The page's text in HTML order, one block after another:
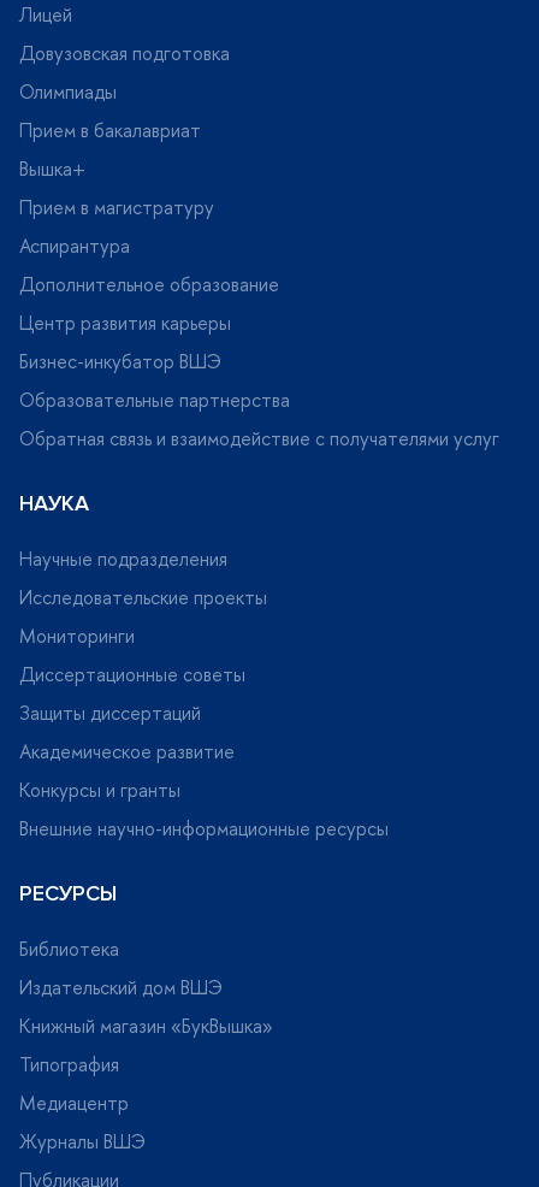
Лицей
Довузовская подготовка
Олимпиады
Прием в бакалавриат
ышка+
Прием в магистратуру
Аспирантура
Дополнительное образование
Центр развития карьеры
Бизнес-инкубатор ВШЭ
Образовательные партнерства
Обратная связь и взаимодействие с получателями услу
НАУКА
Научные подразделения
Исследовательские проекты
Мониторинги
Диссертационные советы
Защиты диссертаций
Академическое развитие
Конкурсы и гранты
нешние научно-информационные ресурсы
РЕСУРСЫ
Библиотека
Издательский дом ВШЭ
Книжный магазин «БукВышка»
Типография
Медиацентр
Журналы ВШЭ
Публикации